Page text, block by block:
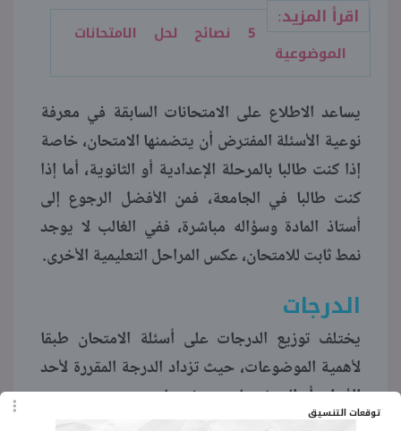
توقعات التنسيق
اقرأ المزيد:
5 نصائح لحل الامتحانات
الموضوعية
يساعد الاطلاع على الامتحانات السابقة في معرفة
نوعية الأسئلة المفترض أن يتضمنها الامتحان، خاصة
إذا كنت طالبا بالمرحلة الإعدادية أو الثانوية، أما إذا
كنت طالبا في الجامعة، فمن الأفضل الرجوع إلى
أستاذ المادة وسؤاله مباشرة، ففي الغالب لا يوجد
نمط ثابت للامتحان، عكس المراحل التعليمية الأخرى.
الدرجات
يختلف توزيع الدرجات على أسئلة الامتحان طبقا
لأهمية الموضوعات، حيث تزداد الدرجة المقررة لأحد
الأبواب أو الموضوعات عن غيرها.